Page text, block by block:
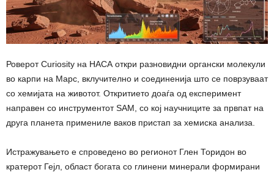
Роверот Curiosity на НАСА откри разновидни органски молекули
во карпи на Марс, вклучително и соединенија што се поврзуваат
со хемијата на животот. Откритието доаѓа од експеримент
направен со инструментот SAM, со кој научниците за првпат на
друга планета примениле ваков пристап за хемиска анализа.
Истражувањето е спроведено во регионот Глен Торидон во
кратерот Гејл, област богата со глинени минерали формирани